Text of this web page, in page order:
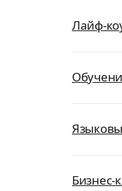
Лайф-
Бизнес-